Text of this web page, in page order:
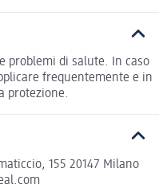
problemi di salute. In caso
frequentemente e in
protezione.
155 20147 Milano